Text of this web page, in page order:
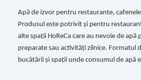
Apă de izvor pentru restaurante, cafenele
Produsul este potrivit și pentru
alte spații HoReCa care au nevoie de
preparate sau activități zilnice. Formatul
bucătării și spații unde consumul de apă